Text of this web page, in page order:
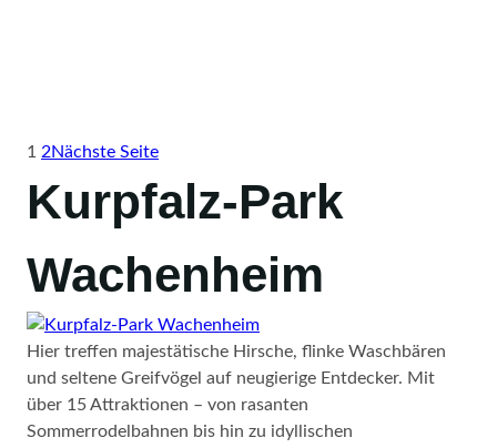
1 2Nächste Seite
Kurpfalz-Park
Wachenheim
Hier treffen majestätische Hirsche, flinke Waschbären
und seltene Greifvögel auf neugierige Entdecker. Mit
über 15 Attraktionen – von rasanten
Sommerrodelbahnen bis hin zu idyllischen